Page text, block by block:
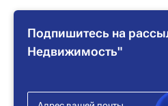
Подпишитесь на
Недвижимость"